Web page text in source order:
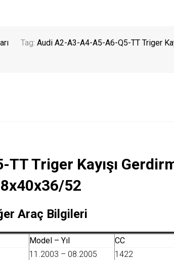
Tag: Audi A2-A3-A4-A5-A6-Q5-TT Triger
Triger Kayışı
52
Araç Bilgileri
Model – Yıl CC
11.2003 – 08.2005 1422